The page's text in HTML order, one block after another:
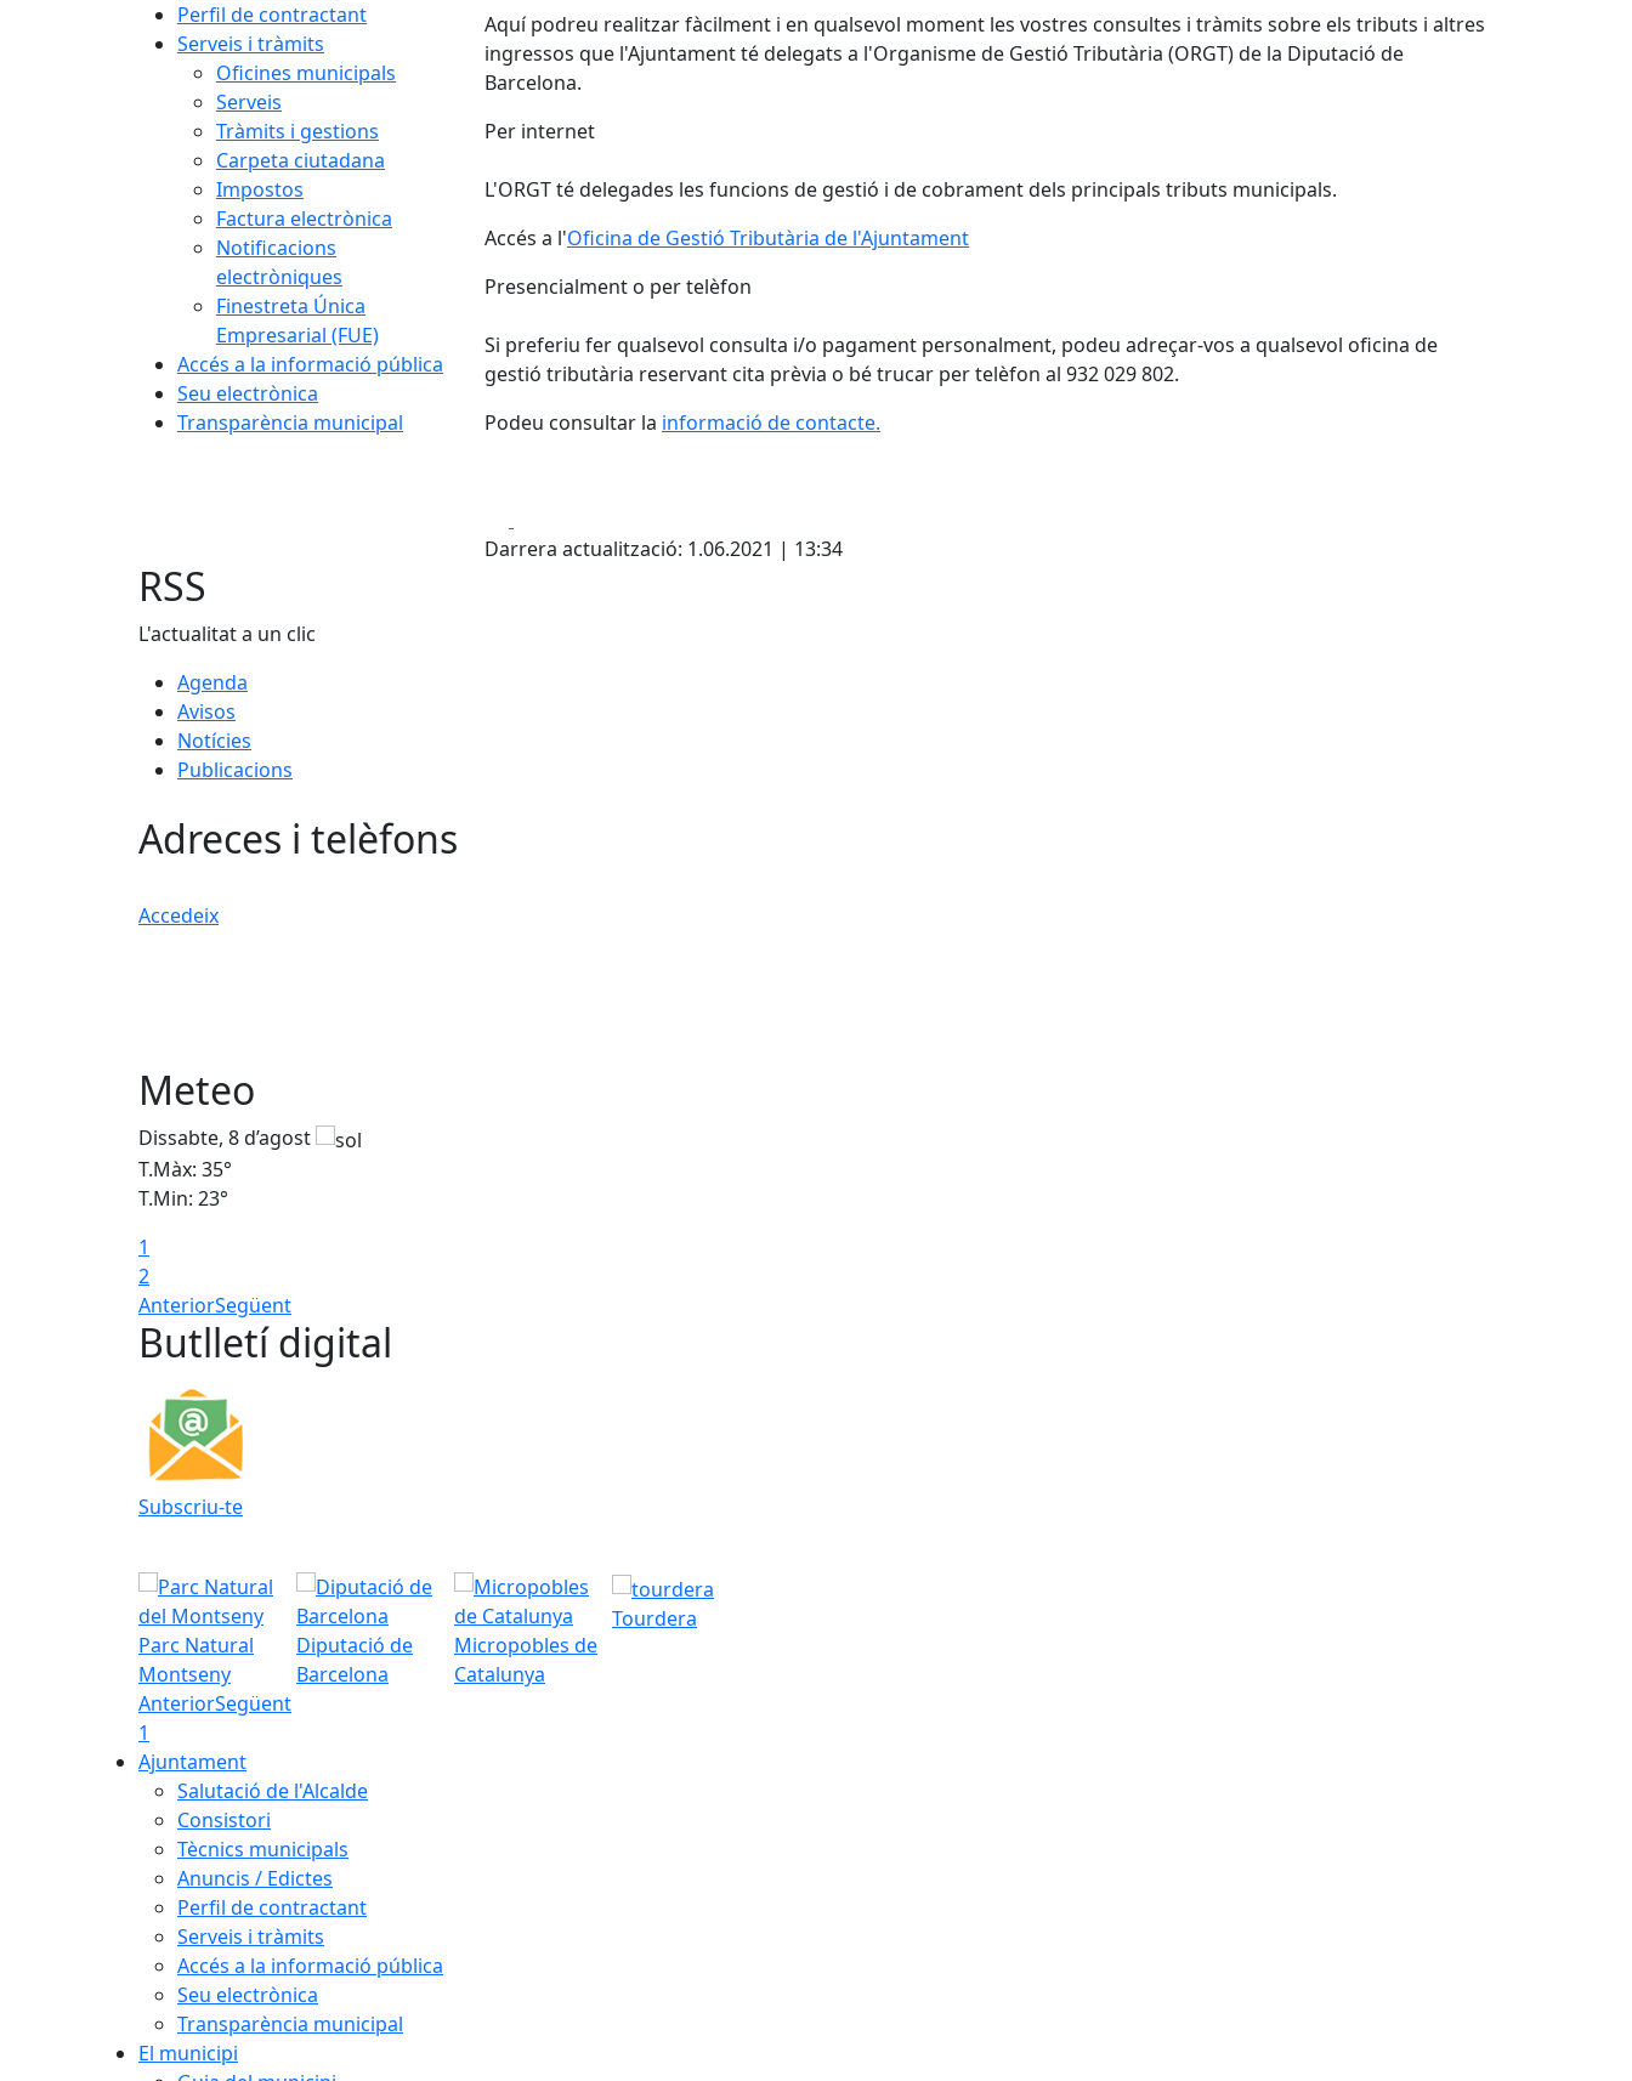
Perfil de contractant
Serveis i tràmits
Oficines municipals
Serveis
Tràmits i gestions
Carpeta ciutadana
Impostos
Factura electrònica
Notificacions
electròniques
Finestreta Única
Empresarial (FUE)
Accés a la informació pública
Seu electrònica
Transparència municipal
Aquí podreu realitzar fàcilment i en qualsevol moment les vostres consultes i tràmits sobre els tributs i altres
ingressos que l'Ajuntament té delegats a l'Organisme de Gestió Tributària (ORGT) de la Diputació de
Barcelona.
Per internet
L'ORGT té delegades les funcions de gestió i de cobrament dels principals tributs municipals.
Accés a l'Oficina de Gestió Tributària de l'Ajuntament
Presencialment o per telèfon
Si preferiu fer qualsevol consulta i/o pagament personalment, podeu adreçar-vos a qualsevol oficina de
gestió tributària reservant cita prèvia o bé trucar per telèfon al 932 029 802.
Podeu consultar la informació de contacte.
Darrera actualització: 1.06.2021 | 13:34
RSS
L'actualitat a un clic
Agenda
Avisos
Notícies
Publicacions
Adreces i telèfons
Accedeix
Meteo
Dissabte, 8 d’agost
T.Màx: 35°
T.Min: 23°
1
2
AnteriorSegüent
Butlletí digital
Subscriu-te
Parc Natural
Montseny
Diputació de
Barcelona
Micropobles de
Catalunya
Tourdera
AnteriorSegüent
1
Ajuntament
Salutació de l'Alcalde
Consistori
Tècnics municipals
Anuncis / Edictes
Perfil de contractant
Serveis i tràmits
Accés a la informació pública
Seu electrònica
Transparència municipal
El municipi